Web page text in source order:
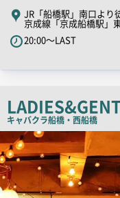
舗
PR
キ
ッ
コ
ピ
ー
JR「船橋駅」南口より
京成線「京成船橋駅」
20:00～LAST
キャバクラ船橋・西船橋
舗
PR
画
像